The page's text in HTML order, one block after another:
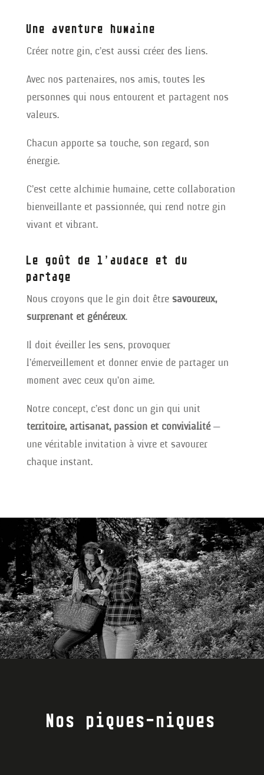
Une aventure humaine
Créer notre gin, c’est aussi créer des liens.
Avec nos partenaires, nos amis, toutes les
personnes qui nous entourent et partagent nos
valeurs.
Chacun apporte sa touche, son regard, son
énergie.
C’est cette alchimie humaine, cette collaboration
bienveillante et passionnée, qui rend notre gin
vivant et vibrant.
Le goût de l’audace et du
partage
Nous croyons que le gin doit être savoureux,
surprenant et généreux.
Il doit éveiller les sens, provoquer
l’émerveillement et donner envie de partager un
moment avec ceux qu’on aime.
Notre concept, c’est donc un gin qui unit
territoire, artisanat, passion et convivialité—
une véritable invitation à vivre et savourer
chaque instant.
Nos piques-niques